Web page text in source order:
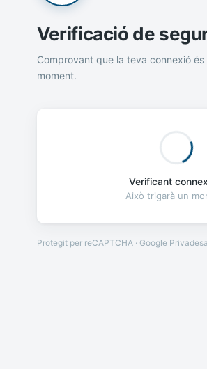
Verificació de
Comprovant que la teva connexió és
moment.
Verificant
Això trigarà un
Protegit per reCAPTCHA · Google Privadesa